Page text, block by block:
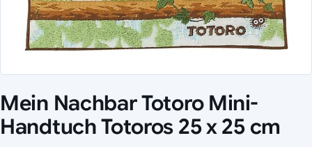
Mein Nachbar Totoro Mini-
Handtuch Totoros 25 x 25 cm